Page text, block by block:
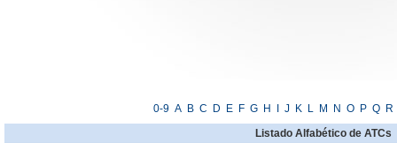
0-9 A B C D E F G H J K L M N O P Q
R
Listado Alfabético de ATCs